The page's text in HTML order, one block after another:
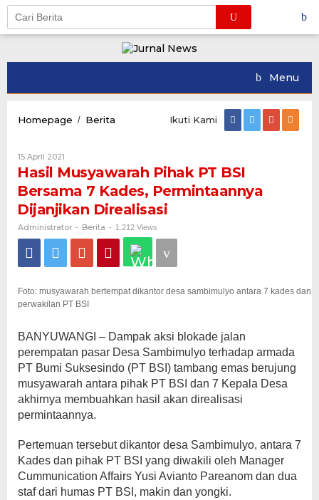
Skip
content
Menu
Homepage / Berita
BSI
Bersama
7
Kades,
Direalisasi
Ikuti Kami
15 April 2021
Administrator
Hasil Musyawarah Pihak PT BSI
Bersama 7 Kades, Permintaannya
Dijanjikan Direalisasi
Administrator - Berita - 1.212 Views
Foto: musyawarah bertempat dikantor desa sambimulyo antara 7 kades dan
perwakilan PT BSI
BANYUWANGI – Dampak aksi blokade jalan
perempatan pasar Desa Sambimulyo terhadap armada
PT Bumi Suksesindo (PT BSI) tambang emas berujung
musyawarah antara pihak PT BSI dan 7 Kepala Desa
akhirnya membuahkan hasil akan direalisasi
permintaannya.
Pertemuan tersebut dikantor desa Sambimulyo, antara 7
Kades dan pihak PT BSI yang diwakili oleh Manager
Cummunication Affairs Yusi Avianto Pareanom dan dua
staf dari humas PT BSI, makin dan yongki.